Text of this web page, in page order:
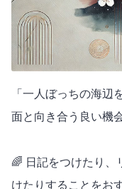
「一人ぼっちの海辺
面と向き合う良い機
🌈 日記をつけたり、
けたりすることをお